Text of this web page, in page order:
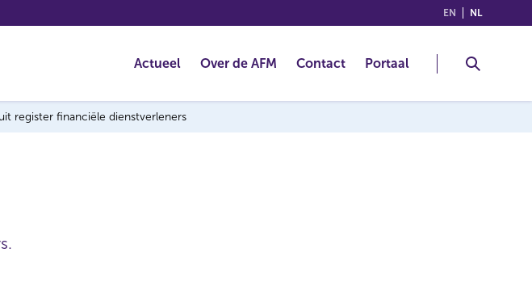
EN (ENGLISH)
NL
Actueel Over de AFM Contact Portaal
register financiële dienstverleners